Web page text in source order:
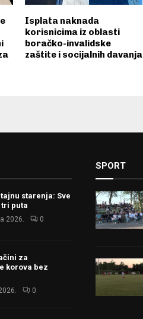
Isplata naknada
korisnicima iz oblasti
boračko-invalidske
zaštite i socijalnih davanja
starenja: Sve
puta
2026. 0
za
korova bez
0
SPORT